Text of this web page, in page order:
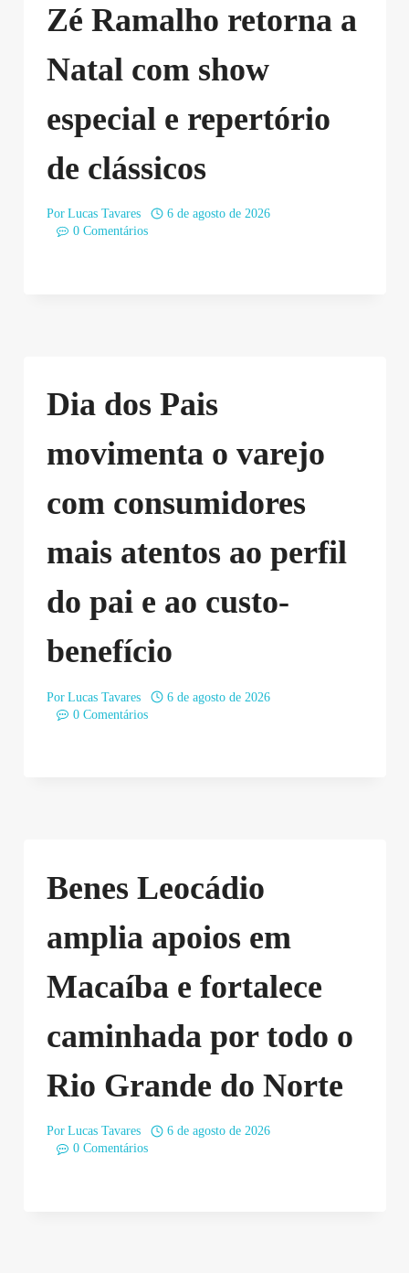
Zé Ramalho retorna a
Natal com show
especial e repertório
de clássicos
Por Lucas Tavares
6 de agosto de 2026
0 Comentários
Dia dos Pais
movimenta o varejo
com consumidores
mais atentos ao perfil
do pai e ao custo-
benefício
Por Lucas Tavares
6 de agosto de 2026
0 Comentários
Benes Leocádio
amplia apoios em
Macaíba e fortalece
caminhada por todo o
Rio Grande do Norte
Por Lucas Tavares
6 de agosto de 2026
0 Comentários